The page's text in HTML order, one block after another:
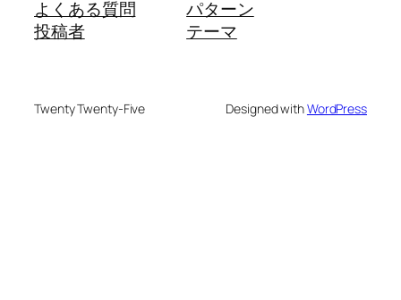
よくある質問
投稿者
パターン
テーマ
Twenty Twenty-Five Designed withWordPress